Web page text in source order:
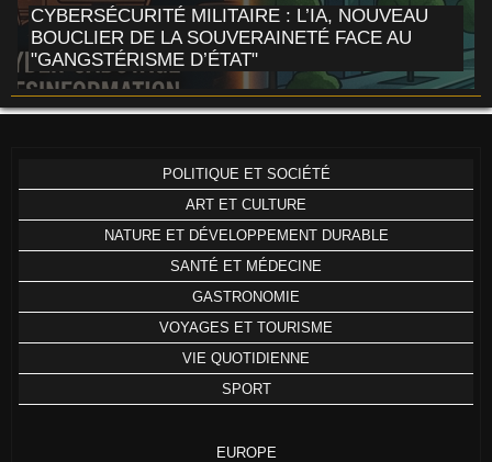
CYBERSÉCURITÉ MILITAIRE : L’IA, NOUVEAU
BOUCLIER DE LA SOUVERAINETÉ FACE AU
"GANGSTÉRISME D’ÉTAT"
POLITIQUE ET SOCIÉTÉ
ART ET CULTURE
NATURE ET DÉVELOPPEMENT DURABLE
SANTÉ ET MÉDECINE
GASTRONOMIE
VOYAGES ET TOURISME
VIE QUOTIDIENNE
SPORT
EUROPE